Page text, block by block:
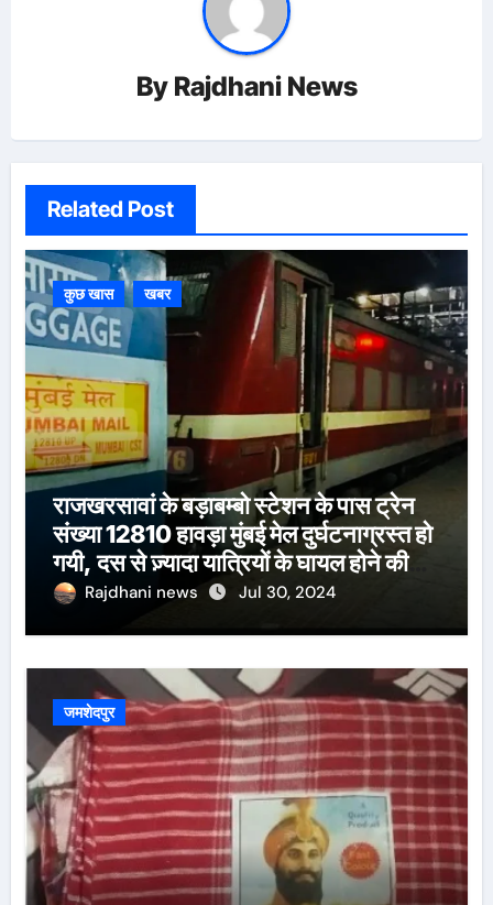
By Rajdhani News
Related Post
कुछ खास खबर
राजखरसावां के बड़ाबम्बो स्टेशन के पास ट्रेन
संख्या 12810 हावड़ा मुंबई मेल दुर्घटनाग्रस्त हो
गयी, दस से ज़्यादा यात्रियों के घायल होने की
खबर।सरायकेला के वरीय पदाधिकारी
Rajdhani news Jul 30, 2024
जमशेदपुर